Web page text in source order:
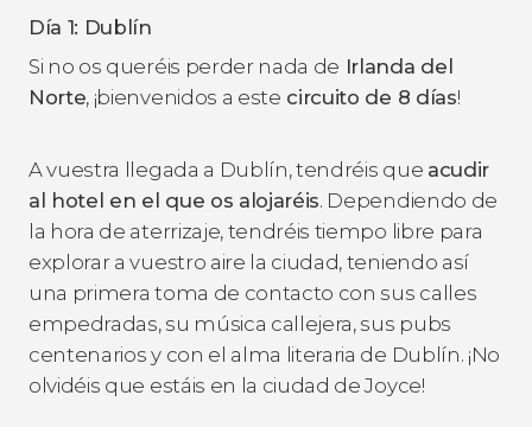
Día 1: Dublín
Si no os queréis perder nada de Irlanda del
Norte, ¡bienvenidos a este circuito de 8 días!
A vuestra llegada a Dublín, tendréis que acudir
al hotel en el que os alojaréis. Dependiendo de
la hora de aterrizaje, tendréis tiempo libre para
explorar a vuestro aire la ciudad, teniendo así
una primera toma de contacto con sus calles
empedradas, su música callejera, sus pubs
centenarios y con el alma literaria de Dublín. ¡No
olvidéis que estáis en la ciudad de Joyce!